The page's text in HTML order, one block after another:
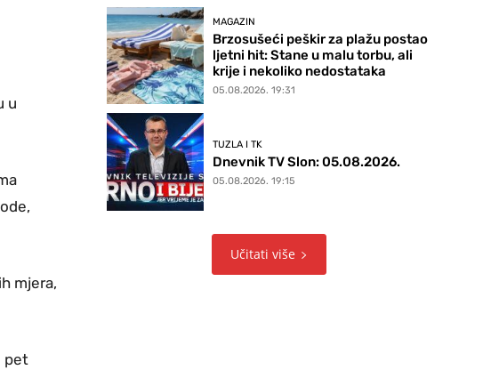
u
mjera,
pet
MAGAZIN
Brzosušeći peškir za plažu postao
ljetni hit: Stane u malu torbu, ali
krije i nekoliko nedostataka
05.08.2026. 19:31
TUZLA I TK
Dnevnik TV Slon: 05.08.2026.
05.08.2026. 19:15
Učitati više